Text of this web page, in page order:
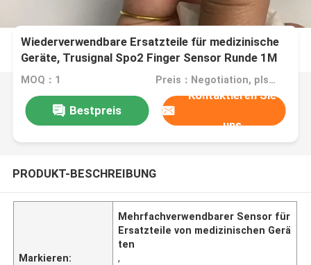
Wiederverwendbare Ersatzteile für medizinische
Geräte, Trusignal Spo2 Finger Sensor Runde 1M
MOQ：1 Preis：Negotiation, pls contact me
Bestpreis
Kontaktieren Sie
uns
PRODUKT-BESCHREIBUNG
Markieren:
Mehrfachverwendbarer Sensor für
Ersatzteile von medizinischen Gerä
ten
,